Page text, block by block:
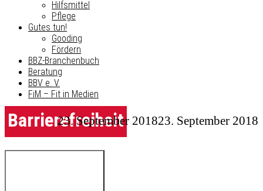
Hilfsmittel
Pflege
Gutes tun!
Gooding
Fördern
BBZ-Branchenbuch
Beratung
BBV e. V.
FiM – Fit in Medien
Barrierefreiheit 23. September 2018
23. September 2018